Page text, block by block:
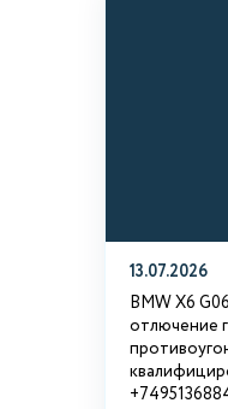
13.07.2026
BMW X6
отлючение